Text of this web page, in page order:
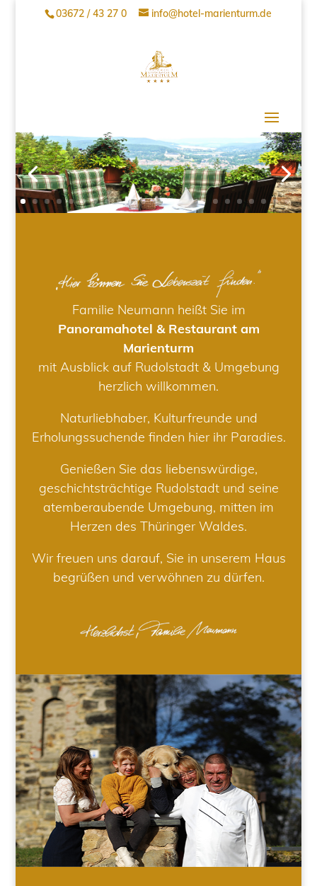
03672 / 43 27 0 info@hotel-marienturm.de
Familie Neumann heißt Sie im
Panoramahotel & Restaurant am
Marienturm
mit Ausblick auf Rudolstadt & Umgebung
herzlich willkommen.
Naturliebhaber, Kulturfreunde und
Erholungssuchende finden hier ihr Paradies.
Genießen Sie das liebenswürdige,
geschichtsträchtige Rudolstadt und seine
atemberaubende Umgebung, mitten im
Herzen des Thüringer Waldes.
Wir freuen uns darauf, Sie in unserem Haus
begrüßen und verwöhnen zu dürfen.